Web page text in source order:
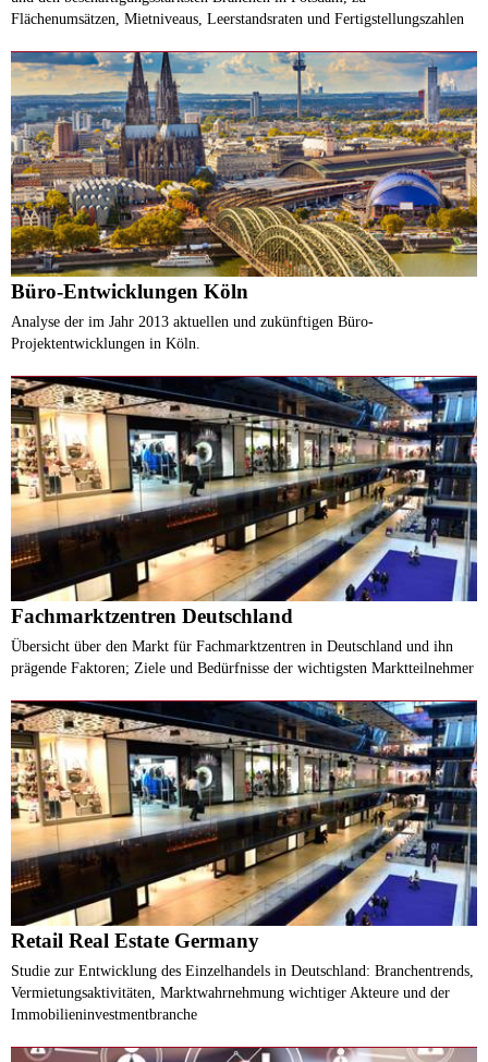
Flächenumsätzen, Mietniveaus, Leerstandsraten und Fertigstellungszahlen
Büro-Entwicklungen Köln
Analyse der im Jahr 2013 aktuellen und zukünftigen Büro-
Projektentwicklungen in Köln.
Fachmarktzentren Deutschland
Übersicht über den Markt für Fachmarktzentren in Deutschland und ihn
prägende Faktoren; Ziele und Bedürfnisse der wichtigsten Marktteilnehmer
Retail Real Estate Germany
Studie zur Entwicklung des Einzelhandels in Deutschland: Branchentrends,
Vermietungsaktivitäten, Marktwahrnehmung wichtiger Akteure und der
Immobilieninvestmentbranche